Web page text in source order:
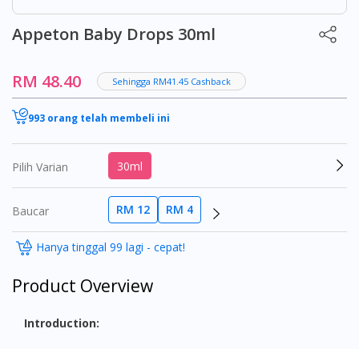
Appeton Baby Drops 30ml
RM 48.40 Sehingga RM41.45 Cashback
993 orang telah membeli ini
Pilih Varian 30ml
Baucar RM 12 RM 4
Hanya tinggal 99 lagi - cepat!
Product Overview
Introduction: